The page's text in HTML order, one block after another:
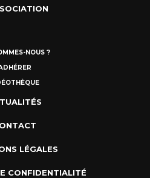
NOUS ?
LÉGALES
CONFIDENTIALITÉ